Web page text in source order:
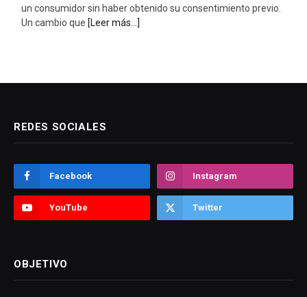
un consumidor sin haber obtenido su consentimiento previo.
Un cambio que [Leer más...]
REDES SOCIALES
Facebook Instagram
YouTube Twitter
OBJETIVO